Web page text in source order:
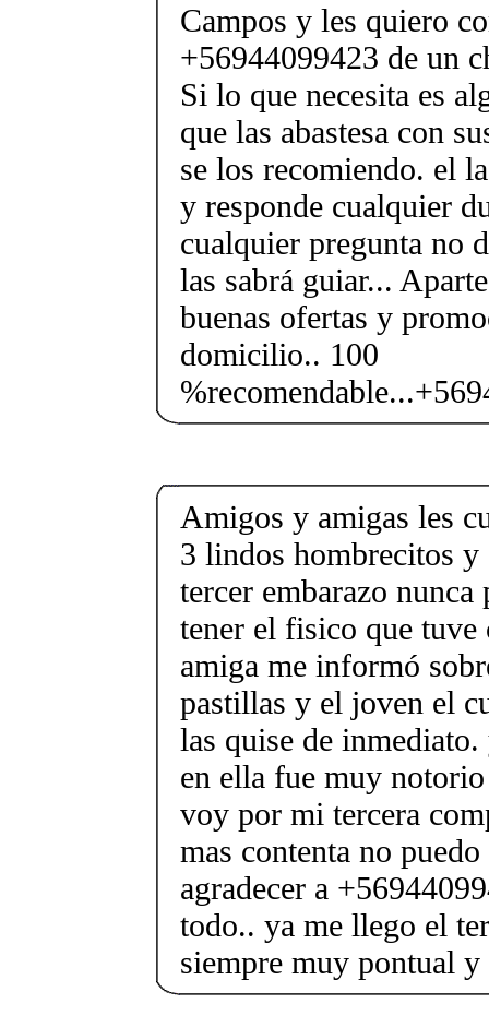
Campos y les quiero
+56944099423 de un
Si lo que necesita es
que las abastesa con
se los recomiendo. el
y responde cualquier
cualquier pregunta no
las sabrá guiar...
buenas ofertas y
domicilio.. 100
Amigos y amigas les
3 lindos hombrecitos y
tercer embarazo nunca
tener el fisico que
amiga me informó
pastillas y el joven el
las quise de
en ella fue muy
voy por mi tercera
mas contenta no
agradecer a
todo.. ya me llego el
siempre muy pontual y